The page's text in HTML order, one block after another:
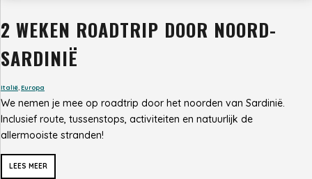
2 WEKEN ROADTRIP DOOR NOORD-
SARDINIË
Italië,Europa
We nemen je mee op roadtrip door het noorden van Sardinië.
Inclusief route, tussenstops, activiteiten en natuurlijk de
allermooiste stranden!
LEES MEER